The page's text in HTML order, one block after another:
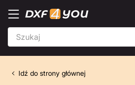
Idź do strony głównej